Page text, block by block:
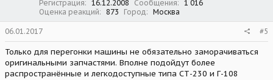
Регистрация 16.12.2008 Сообщения
1 016
Оценка реакций
873 Город Москва
06.01.2017 #5
Только для перегонки машины не обязательно заморачиваться
оригинальными запчастями. Вполне подойдут более
распространённые и легкодоступные типа СТ-230 и Г-108